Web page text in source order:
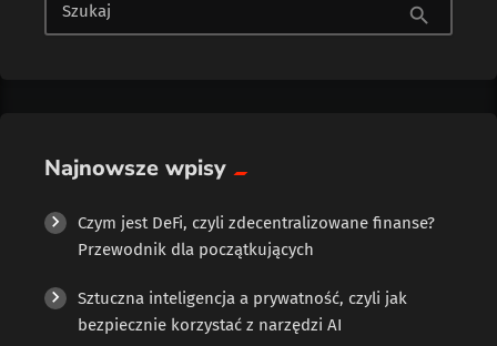
Szukaj search
Najnowsze wpisy
Czym jest DeFi, czyli zdecentralizowane finanse?
Przewodnik dla początkujących
Sztuczna inteligencja a prywatność, czyli jak
bezpiecznie korzystać z narzędzi AI